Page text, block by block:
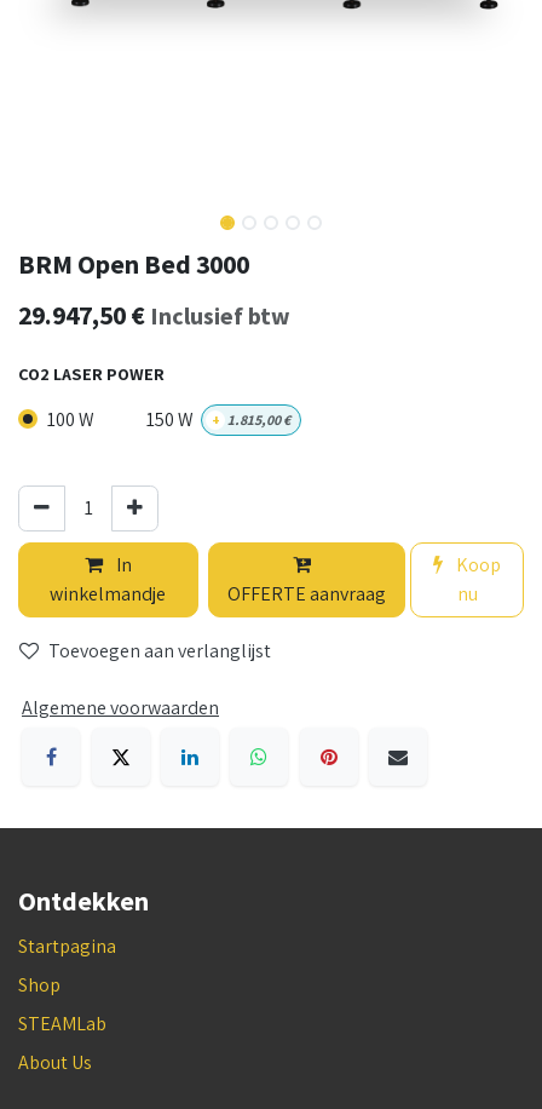
BRM Open Bed 3000
29.947,50€ Inclusief btw
CO2 LASER POWER
100 W 150 W + 1.815,00€
In
winkelmandje
OFFERTE aanvraag
Koop
nu
Toevoegen aan verlanglijst
Algemene voorwaarden
Ontdekken
Startpagina
Shop
STEAMLab
About Us